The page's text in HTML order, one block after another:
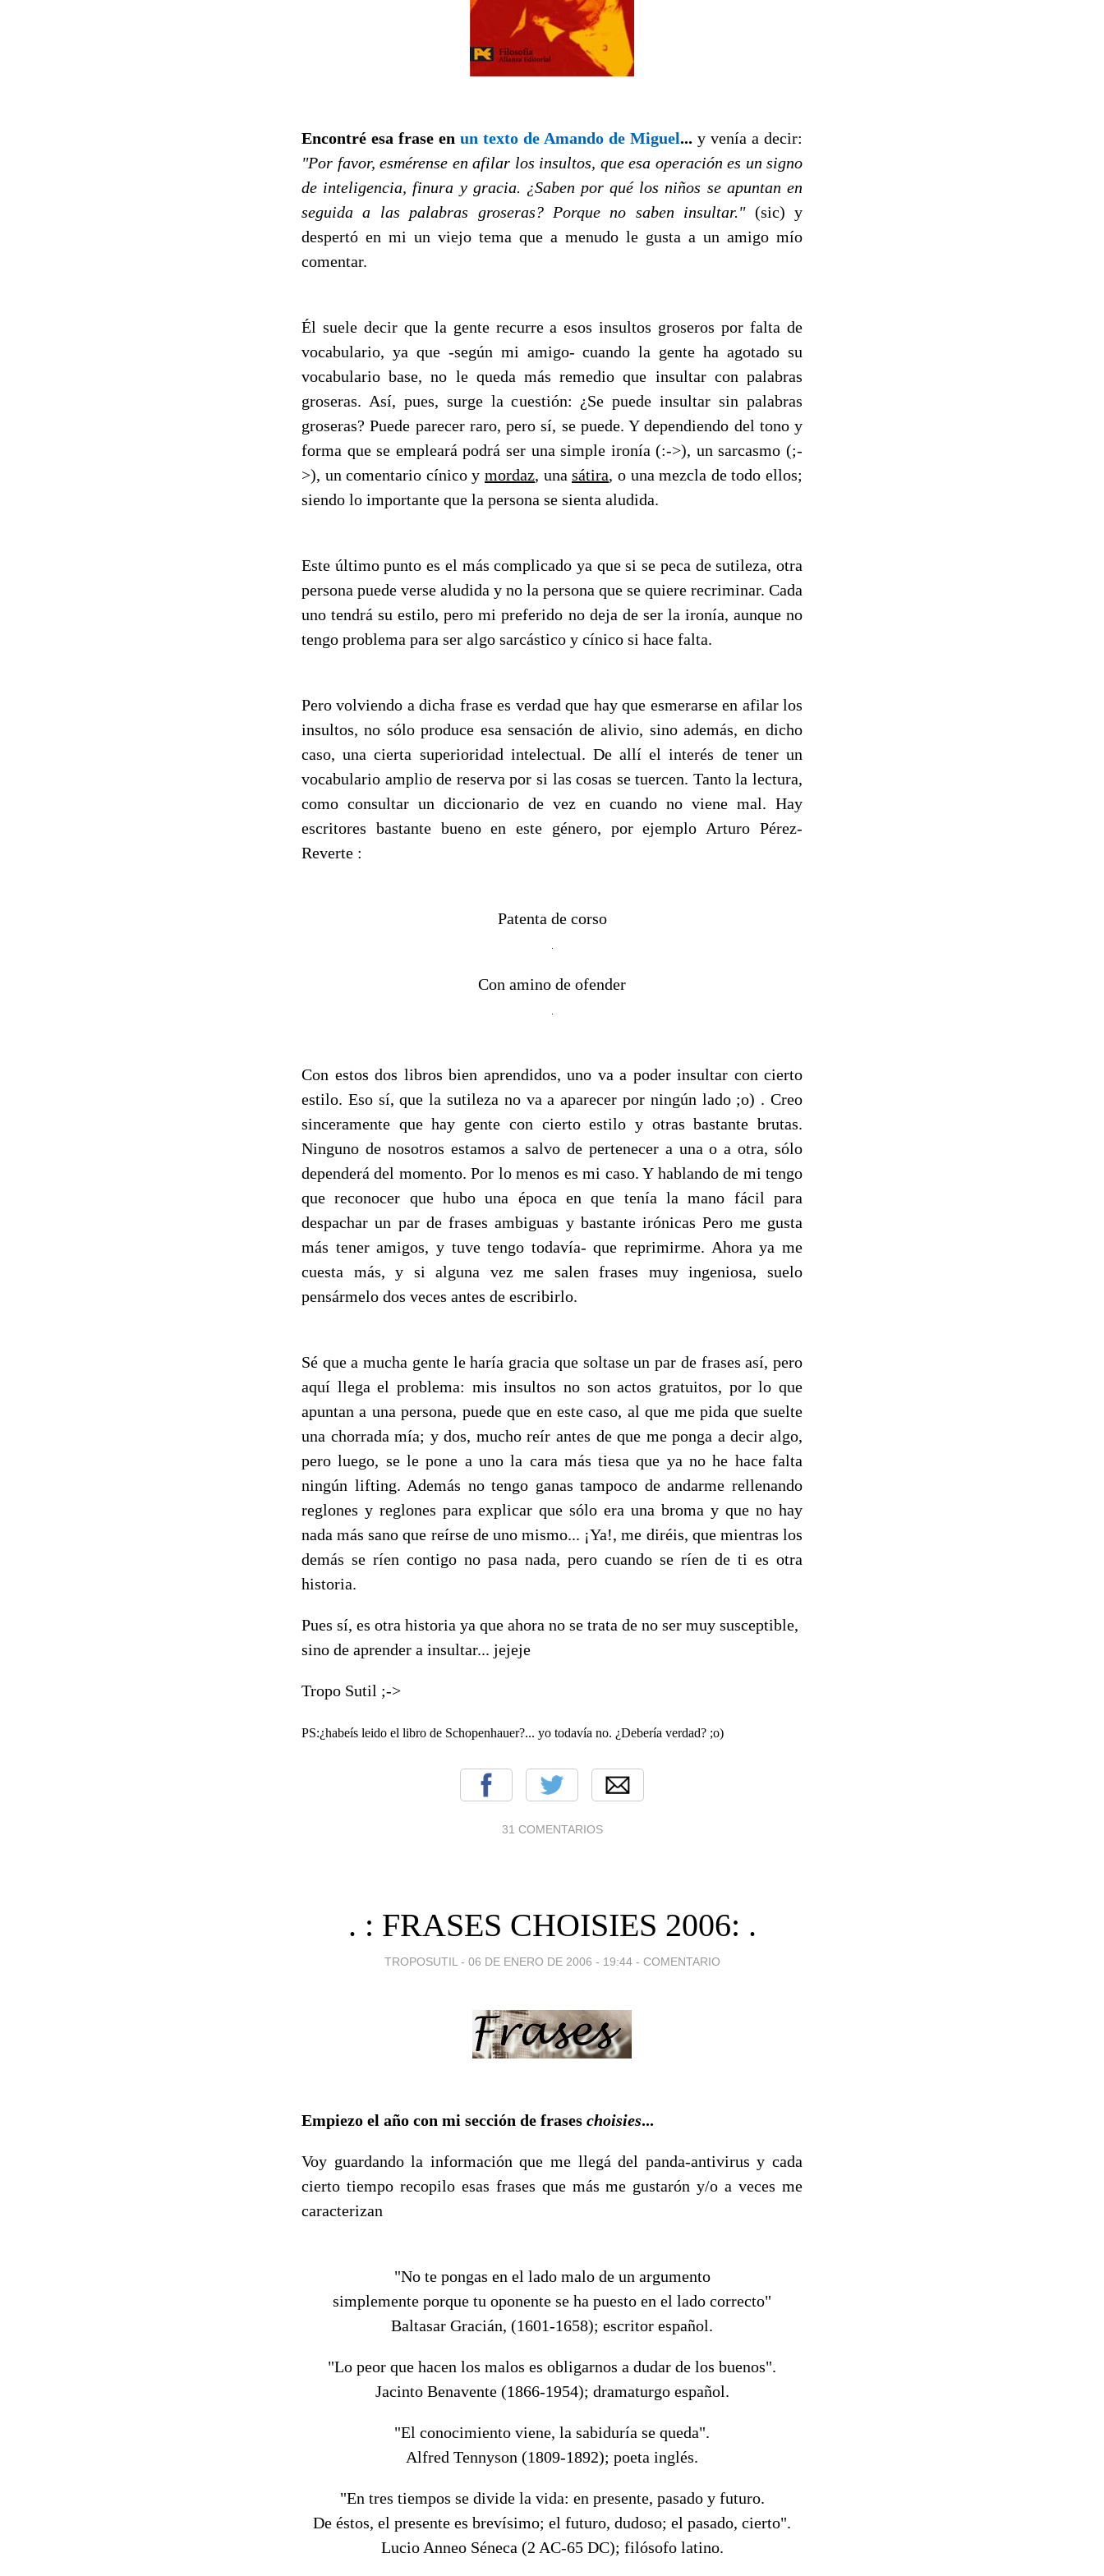
Encontré esa frase en un texto de Amando de Miguel... y venía a decir:
"Por favor, esmérense en afilar los insultos, que esa operación es un signo
de inteligencia, finura y gracia. ¿Saben por qué los niños se apuntan en
seguida a las palabras groseras? Porque no saben insultar."(sic) y
despertó en mi un viejo tema que a menudo le gusta a un amigo mío
comentar.
Él suele decir que la gente recurre a esos insultos groseros por falta de
vocabulario, ya que -según mi amigo- cuando la gente ha agotado su
vocabulario base, no le queda más remedio que insultar con palabras
groseras. Así, pues, surge la cuestión: ¿Se puede insultar sin palabras
groseras? Puede parecer raro, pero sí, se puede. Y dependiendo del tono y
forma que se empleará podrá ser una simple ironía (:->), un sarcasmo (;-
>), un comentario cínico ymordaz, unasátira, o una mezcla de todo ellos;
siendo lo importante que la persona se sienta aludida.
Este último punto es el más complicado ya que si se peca de sutileza, otra
persona puede verse aludida y no la persona que se quiere recriminar. Cada
uno tendrá su estilo, pero mi preferido no deja de ser la ironía, aunque no
tengo problema para ser algo sarcástico y cínico si hace falta.
Pero volviendo a dicha frase es verdad que hay que esmerarse en afilar los
insultos, no sólo produce esa sensación de alivio, sino además, en dicho
caso, una cierta superioridad intelectual. De allí el interés de tener un
vocabulario amplio de reserva por si las cosas se tuercen. Tanto la lectura,
como consultar un diccionario de vez en cuando no viene mal. Hay
escritores bastante bueno en este género, por ejemplo Arturo Pérez-
Reverte :
Patenta de corso
Con amino de ofender
Con estos dos libros bien aprendidos, uno va a poder insultar con cierto
estilo. Eso sí, que la sutileza no va a aparecer por ningún lado ;o) . Creo
sinceramente que hay gente con cierto estilo y otras bastante brutas.
Ninguno de nosotros estamos a salvo de pertenecer a una o a otra, sólo
dependerá del momento. Por lo menos es mi caso. Y hablando de mi tengo
que reconocer que hubo una época en que tenía la mano fácil para
despachar un par de frases ambiguas y bastante irónicas Pero me gusta
más tener amigos, y tuve tengo todavía- que reprimirme. Ahora ya me
cuesta más, y si alguna vez me salen frases muy ingeniosa, suelo
pensármelo dos veces antes de escribirlo.
Sé que a mucha gente le haría gracia que soltase un par de frases así, pero
aquí llega el problema: mis insultos no son actos gratuitos, por lo que
apuntan a una persona, puede que en este caso, al que me pida que suelte
una chorrada mía; y dos, mucho reír antes de que me ponga a decir algo,
pero luego, se le pone a uno la cara más tiesa que ya no he hace falta
ningún lifting. Además no tengo ganas tampoco de andarme rellenando
reglones y reglones para explicar que sólo era una broma y que no hay
nada más sano que reírse de uno mismo... ¡Ya!, me diréis, que mientras los
demás se ríen contigo no pasa nada, pero cuando se ríen de ti es otra
historia.
Pues sí, es otra historia ya que ahora no se trata de no ser muy susceptible,
sino de aprender a insultar... jejeje
Tropo Sutil ;->
PS:¿habeís leido el libro de Schopenhauer?... yo todavía no. ¿Debería verdad? ;o)
31 COMENTARIOS
. : FRASES CHOISIES 2006: .
TROPOSUTIL - 06 DE ENERO DE 2006 - 19:44 - COMENTARIO
Empiezo el año con mi sección de frases choisies...
Voy guardando la información que me llegá del panda-antivirus y cada
cierto tiempo recopilo esas frases que más me gustarón y/o a veces me
caracterizan
"No te pongas en el lado malo de un argumento
simplemente porque tu oponente se ha puesto en el lado correcto"
Baltasar Gracián, (1601-1658); escritor español.
"Lo peor que hacen los malos es obligarnos a dudar de los buenos".
Jacinto Benavente (1866-1954); dramaturgo español.
"El conocimiento viene, la sabiduría se queda".
Alfred Tennyson (1809-1892); poeta inglés.
"En tres tiempos se divide la vida: en presente, pasado y futuro.
De éstos, el presente es brevísimo; el futuro, dudoso; el pasado, cierto".
Lucio Anneo Séneca (2 AC-65 DC); filósofo latino.